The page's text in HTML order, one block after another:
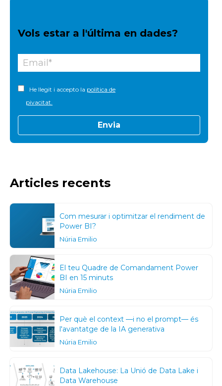
Vols estar a l'última en dades?
He llegit i accepto la política de
pivacitat.
Articles recents
Com mesurar i optimitzar el rendiment de
Power BI?
Núria Emilio
El teu Quadre de Comandament Power
BI en 15 minuts
Núria Emilio
Per què el context —i no el prompt— és
l'avantatge de la IA generativa
Núria Emilio
Data Lakehouse: La Unió de Data Lake i
Data Warehouse